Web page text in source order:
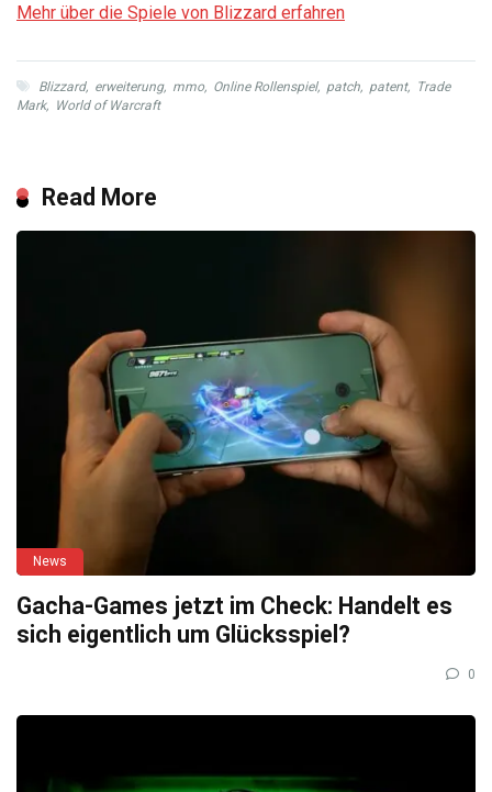
Mehr über die Spiele von Blizzard erfahren
Blizzard, erweiterung, mmo, Online Rollenspiel, patch, patent, Trade
Mark, World of Warcraft
Read More
News
Gacha-Games jetzt im Check: Handelt es
sich eigentlich um Glücksspiel?
0